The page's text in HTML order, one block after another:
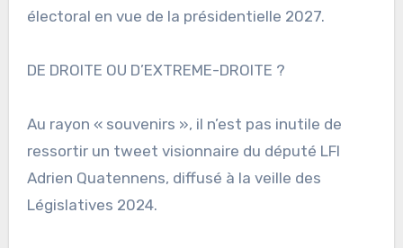
électoral en vue de la présidentielle 2027.
DE DROITE OU D’EXTREME-DROITE ?
Au rayon « souvenirs », il n’est pas inutile de
ressortir un tweet visionnaire du député LFI
Adrien Quatennens, diffusé à la veille des
Législatives 2024.